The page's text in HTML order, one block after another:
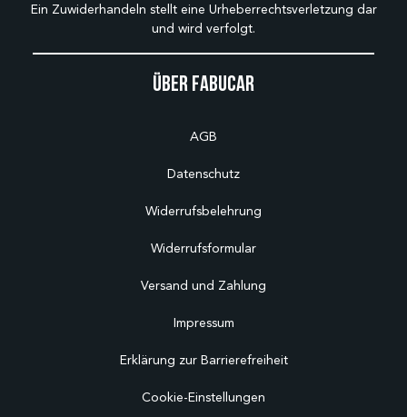
Über Fabucar
AGB
Datenschutz
Widerrufsbelehrung
Widerrufsformular
Versand und Zahlung
Impressum
Erklärung zur Barrierefreiheit
Cookie-Einstellungen
Ein Zuwiderhandeln stellt eine Urheberrechtsverletzung dar
und wird verfolgt.